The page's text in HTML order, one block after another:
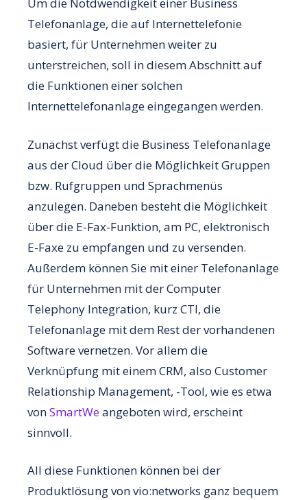
Um die Notdwendigkeit einer Business
Telefonanlage, die auf Internettelefonie
basiert, für Unternehmen weiter zu
unterstreichen, soll in diesem Abschnitt auf
die Funktionen einer solchen
Internettelefonanlage eingegangen werden.
Zunächst verfügt die Business Telefonanlage
aus der Cloud über die Möglichkeit Gruppen
bzw. Rufgruppen und Sprachmenüs
anzulegen. Daneben besteht die Möglichkeit
über die E-Fax-Funktion, am PC, elektronisch
E-Faxe zu empfangen und zu versenden.
Außerdem können Sie mit einer Telefonanlage
für Unternehmen mit der Computer
Telephony Integration, kurz CTI, die
Telefonanlage mit dem Rest der vorhandenen
Software vernetzen. Vor allem die
Verknüpfung mit einem CRM, also Customer
Relationship Management, -Tool, wie es etwa
vonSmartWeangeboten wird, erscheint
sinnvoll.
All diese Funktionen können bei der
Produktlösung von vio:networks ganz bequem